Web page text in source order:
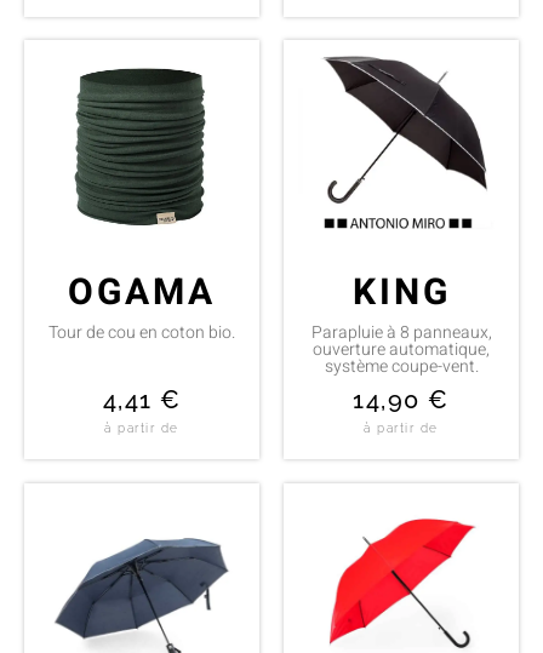
OGAMA
Tour de cou en coton bio.
4,41 €
à partir de
KING
Parapluie à 8 panneaux,
ouverture automatique,
système coupe-vent.
14,90€
à partir de